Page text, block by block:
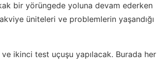
bir yörüngede yoluna devam ederken
üniteleri ve problemlerin yaşandığı
ikinci test uçuşu yapılacak. Burada her